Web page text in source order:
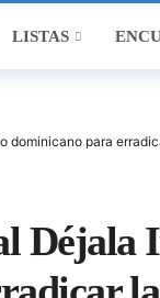
LISTAS
dominicano para
Déjala